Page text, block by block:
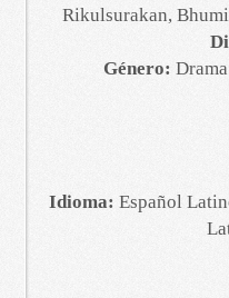
Rikulsurakan,
Género:
Idioma: Español